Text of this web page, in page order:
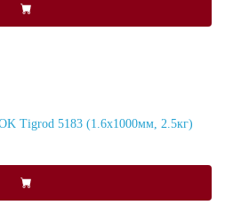
Tigrod 5183 (1.6x1000мм, 2.5кг)